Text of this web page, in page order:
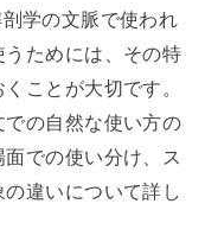
学の文脈で使われ
ためには、その特
ことが大切です。
での自然な使い方の
での使い分け、ス
違いについて詳し